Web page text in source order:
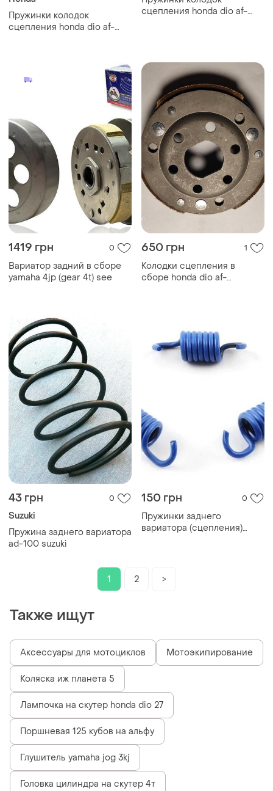
Пружинки колодок
сцепления honda dio af-
сцепления honda dio af-
1419 грн 0
Вариатор задний в сборе
yamaha 4jp (gear 4t) see
650 грн 1
Колодки сцепления в
сборе honda dio af-
43 грн 0
Suzuki
Пружина заднего вариатора
ad-100 suzuki
150 грн 0
Пружинки заднего
вариатора (сцепления)
1
2 >
Также ищут
Аксессуары для мотоциклов Мотоэкипирование
Коляска иж планета 5
Лампочка на скутер honda dio 27
Поршневая 125 кубов на альфу
Глушитель yamaha jog 3kj
Головка цилиндра на скутер 4т